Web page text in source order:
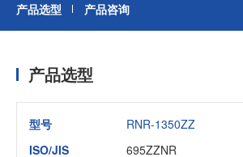
产品选型 产品咨询
产品选型
型号
RNR-1350ZZ
ISO/JIS
695ZZNR